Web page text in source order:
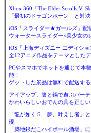
Xbox 360「The Elder Scrolls V:
「最初のドラゴンボーン」と対
iOS「スライダー★ガールズ」配
ウォータースライダー×美少女の
iOS「上海ディズニー エディショ
全12アニメ作品をテーマとした
PCやスマホでネットを通じて本
能！
ゲットした景品は無料で配送する
アイアップ、箸と鍋で遊ぶパー
かわいらしいおでんの具を正し
「龍が如く５ 夢、叶えし者」
現
「築地銀だこハイボール酒場」